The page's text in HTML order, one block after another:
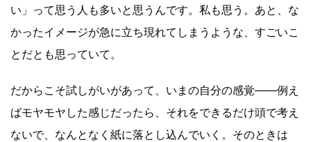
い」って思う人も多いと思うんです。私も思う。あと、な
かったイメージが急に立ち現れてしまうような、すごいこ
とだとも思っていて。
だからこそ試しがいがあって、いまの自分の感覚——例え
ばモヤモヤした感じだったら、それをできるだけ頭で考え
ないで、なんとなく紙に落とし込んでいく。そのときは